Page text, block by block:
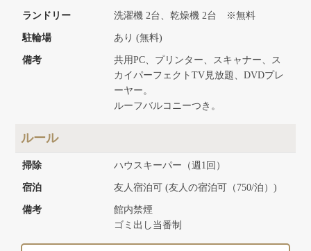
ランドリー 洗濯機 2台、乾燥機 2台 ※無料
駐輪場 あり (無料)
備考
共用PC、プリンター、スキャナー、ス
カイパーフェクトTV見放題、DVDプレ
ーヤー。
ルーフバルコニーつき。
ルール
掃除 ハウスキーパー（週1回）
宿泊 友人宿泊可 (友人の宿泊可（750/泊）)
備考
館内禁煙
ゴミ出し当番制